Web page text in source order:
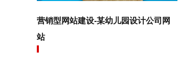
营销型网站建设-某幼儿园设计公司网
站